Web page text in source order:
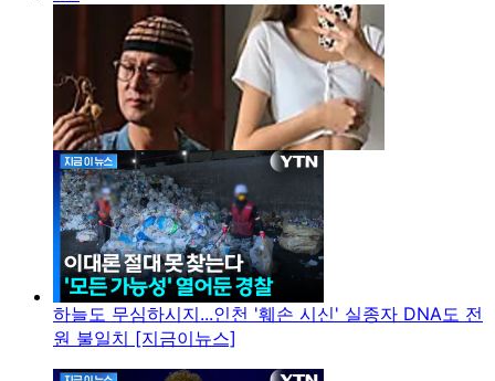
하늘도 무심하시지...인천 '훼손 시신' 실종자 DNA도 전
원 불일치 [지금이뉴스]